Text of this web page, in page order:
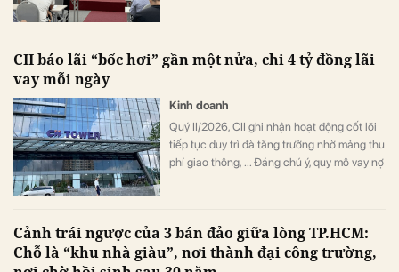
chuyển đổi số.
CII báo lãi “bốc hơi” gần một nửa, chi 4 tỷ đồng lãi
vay mỗi ngày
Kinh doanh
Quý II/2026, CII ghi nhận hoạt động cốt lõi
tiếp tục duy trì đà tăng trưởng nhờ mảng thu
phí giao thông, ... Đáng chú ý, quy mô vay nợ
Cảnh trái ngược của 3 bán đảo giữa lòng TP.HCM:
Chỗ là “khu nhà giàu”, nơi thành đại công trường,